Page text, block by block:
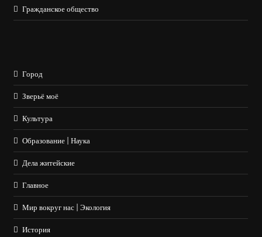
Гражданское общество
Город
Зверьё моё
Культура
Образование | Наука
Дела житейские
Главное
Мир вокруг нас | Экология
История